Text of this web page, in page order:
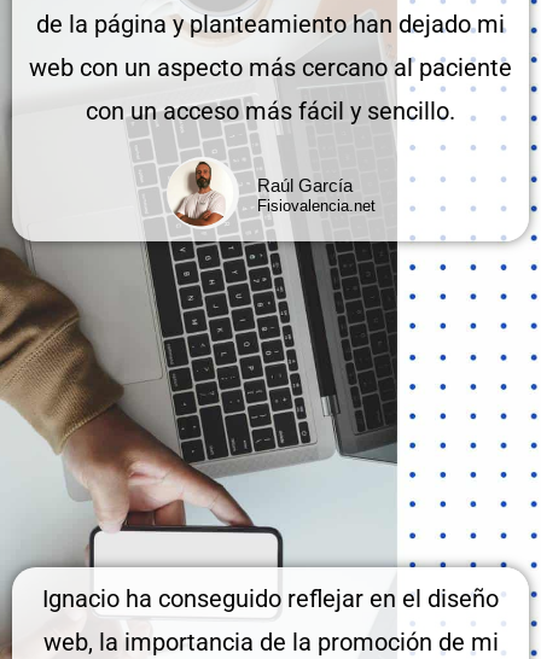
de la página y planteamiento han dejado mi
web con un aspecto más cercano al paciente
con un acceso más fácil y sencillo.
Raúl García
Fisiovalencia.net
Ignacio ha conseguido reflejar en el diseño
web, la importancia de la promoción de mi